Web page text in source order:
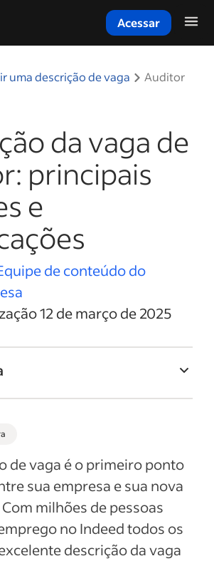
Acessar
uma descrição de vaga Auditor
da vaga de
principais
e
de conteúdo do
12 de março de 2025
de Auditor
e deveres de Auditor
e habilidades de Auditor
descrição da vaga
Ver mais
de vaga é o primeiro ponto
sua empresa e sua nova
milhões de pessoas
no Indeed todos os
descrição da vaga